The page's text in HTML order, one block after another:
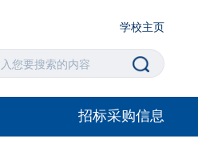
学校主页
招标采购信息